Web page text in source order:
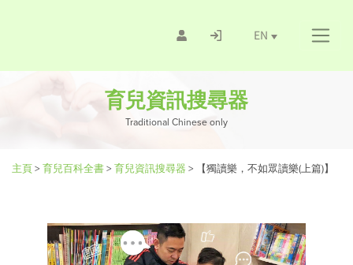
EN
育兒資訊搜尋器
Traditional Chinese only
主頁> 育兒百科全書> 育兒資訊搜尋器 > 【獨讀樂，不如眾讀樂(上篇)】